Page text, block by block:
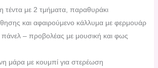
τέντα με 2 τμήματα, παραθυράκι
και αφαιρούμενο κάλλυμα με φερμουάρ
– προβολέας με μουσική και φως
μάρα με κουμπί για στερέωση